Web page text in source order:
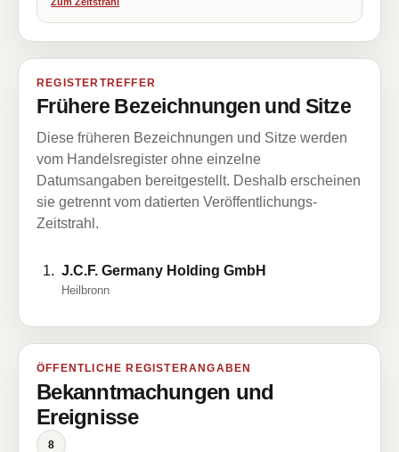
REGISTERTREFFER
Frühere Bezeichnungen und Sitze
Diese früheren Bezeichnungen und Sitze werden
vom Handelsregister ohne einzelne
Datumsangaben bereitgestellt. Deshalb erscheinen
sie getrennt vom datierten Veröffentlichungs-
Zeitstrahl.
J.C.F. Germany Holding GmbH
Heilbronn
ÖFFENTLICHE REGISTERANGABEN
Bekanntmachungen und
Ereignisse
8